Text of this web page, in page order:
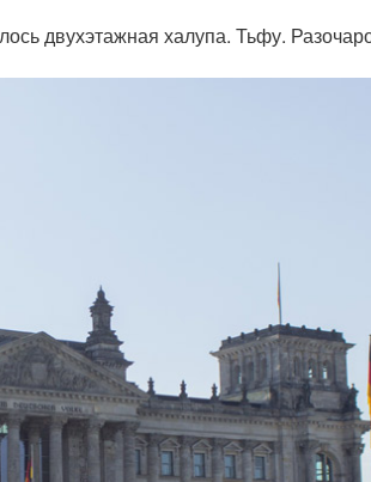
двухэтажная халупа. Тьфу.